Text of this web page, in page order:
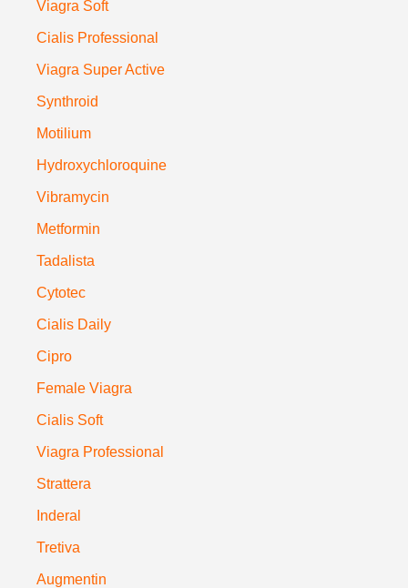
Viagra Soft
Cialis Professional
Viagra Super Active
Synthroid
Motilium
Hydroxychloroquine
Vibramycin
Metformin
Tadalista
Cytotec
Cialis Daily
Cipro
Female Viagra
Cialis Soft
Viagra Professional
Strattera
Inderal
Tretiva
Augmentin